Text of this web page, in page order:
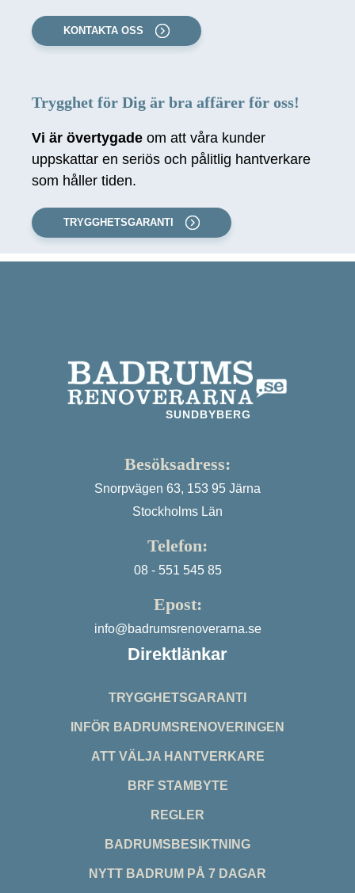
KONTAKTA OSS
Trygghet för Dig är bra affärer för oss!
Vi är övertygade om att våra kunder
uppskattar en seriös och pålitlig hantverkare
som håller tiden.
TRYGGHETSGARANTI
SUNDBYBERG
Besöksadress:
Snorpvägen 63, 153 95 Järna
Stockholms Län
Telefon:
08 - 551 545 85
Epost:
info@badrumsrenoverarna.se
Direktlänkar
TRYGGHETSGARANTI
INFÖR BADRUMSRENOVERINGEN
ATT VÄLJA HANTVERKARE
BRF STAMBYTE
REGLER
BADRUMSBESIKTNING
NYTT BADRUM PÅ 7 DAGAR